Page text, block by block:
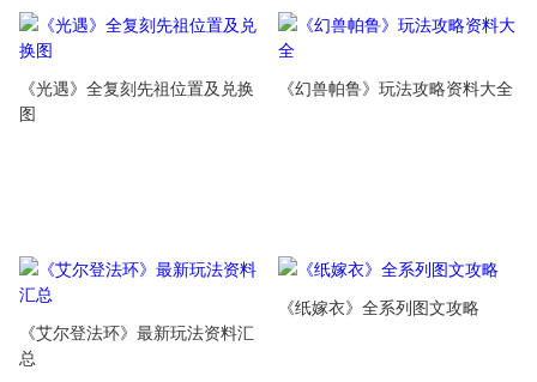
《光遇》全复刻先祖位置及兑换
图
《幻兽帕鲁》玩法攻略资料大全
《艾尔登法环》最新玩法资料汇
总
《纸嫁衣》全系列图文攻略